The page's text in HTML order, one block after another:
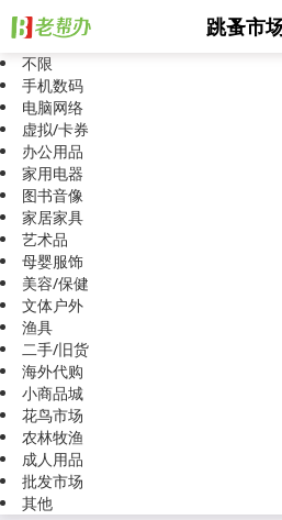
跳蚤市
不限
手机数码
电脑网络
虚拟/卡券
办公用品
家用电器
图书音像
家居家具
艺术品
母婴服饰
美容/保健
文体户外
渔具
二手/旧货
海外代购
小商品城
花鸟市场
农林牧渔
成人用品
批发市场
其他